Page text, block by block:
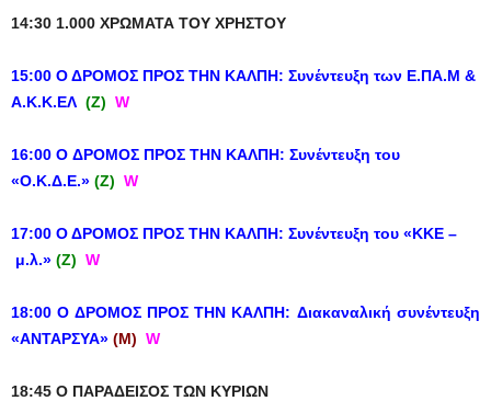
14:30 1.000 ΧΡΩΜΑΤΑ ΤΟΥ ΧΡΗΣΤΟΥ
15:00 Ο ΔΡΟΜΟΣ ΠΡΟΣ ΤΗΝ ΚΑΛΠΗ: Συνέντευξη των Ε.ΠΑ.Μ &
Α.Κ.Κ.ΕΛ (Ζ) W
16:00 O ΔΡΟΜΟΣ ΠΡΟΣ ΤΗΝ ΚΑΛΠΗ: Συνέντευξη του
«Ο.Κ.Δ.Ε.» (Ζ) W
17:00 Ο ΔΡΟΜΟΣ ΠΡΟΣ ΤΗΝ ΚΑΛΠΗ: Συνέντευξη του «ΚΚΕ –
μ.λ.» (Ζ) W
18:00 Ο ΔΡΟΜΟΣ ΠΡΟΣ ΤΗΝ ΚΑΛΠΗ: Διακαναλική συνέντευξη
«ΑΝΤΑΡΣΥΑ» (Μ) W
18:45 Ο ΠΑΡΑΔΕΙΣΟΣ ΤΩΝ ΚΥΡΙΩΝ